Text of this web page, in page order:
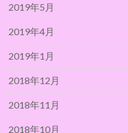
2019年5月
2019年4月
2019年1月
2018年12月
2018年11月
2018年10月